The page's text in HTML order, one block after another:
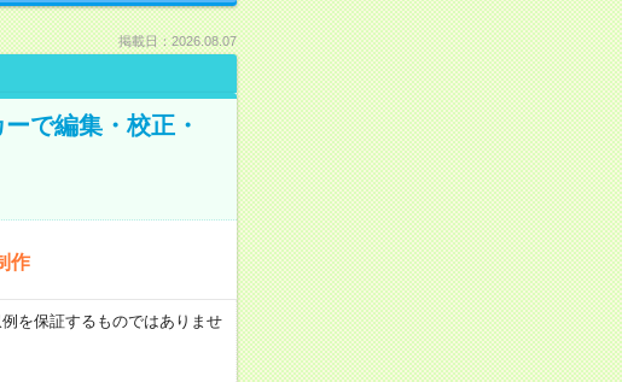
掲載日：2026.08.07
で編集・校正・
作
を保証するものではありませ